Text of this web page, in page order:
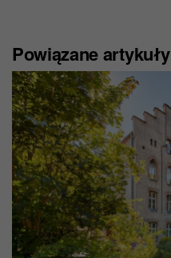
Powiązane artykuły